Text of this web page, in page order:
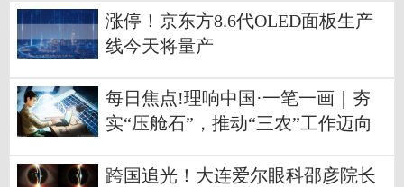
涨停！京东方8.6代OLED面板生产
线今天将量产
每日焦点!理响中国·一笔一画｜夯
实“压舱石”，推动“三农”工作迈向
跨国追光！大连爱尔眼科邵彦院长